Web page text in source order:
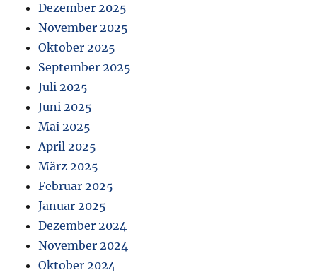
Dezember 2025
November 2025
Oktober 2025
September 2025
Juli 2025
Juni 2025
Mai 2025
April 2025
März 2025
Februar 2025
Januar 2025
Dezember 2024
November 2024
Oktober 2024